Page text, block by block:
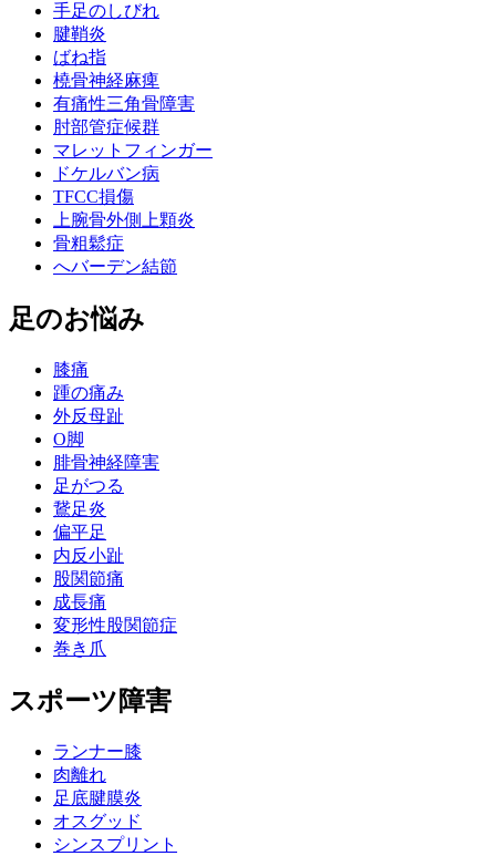
手足のしびれ
腱鞘炎
ばね指
橈骨神経麻痺
有痛性三角骨障害
肘部管症候群
マレットフィンガー
ドケルバン病
TFCC損傷
上腕骨外側上顆炎
骨粗鬆症
へバーデン結節
足のお悩み
膝痛
踵の痛み
外反母趾
О脚
腓骨神経障害
足がつる
鵞足炎
偏平足
内反小趾
股関節痛
成長痛
変形性股関節症
巻き爪
スポーツ障害
ランナー膝
肉離れ
足底腱膜炎
オスグッド
シンスプリント